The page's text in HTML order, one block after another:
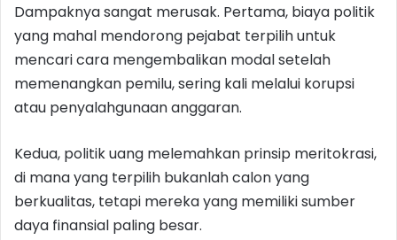
Dampaknya sangat merusak. Pertama, biaya politik
yang mahal mendorong pejabat terpilih untuk
mencari cara mengembalikan modal setelah
memenangkan pemilu, sering kali melalui korupsi
atau penyalahgunaan anggaran.
Kedua, politik uang melemahkan prinsip meritokrasi,
di mana yang terpilih bukanlah calon yang
berkualitas, tetapi mereka yang memiliki sumber
daya finansial paling besar.